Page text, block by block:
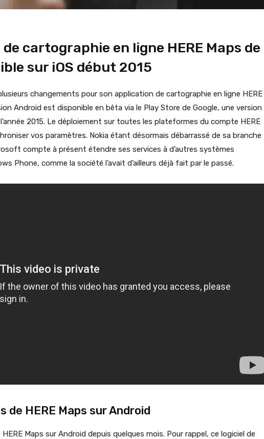
cartographie en ligne HERE Maps de
sur iOS début 2015
changements pour son application de cartographie en ligne HERE
Android est disponible en bêta via le Play Store de Google, une version
2015. Le déploiement sur toutes les plateformes du compte HERE
vos paramètres. Nokia étant désormais débarrassé de sa branche
compte à présent étendre ses services à d’autres systèmes
Phone, comme la société l’avait d’ailleurs déjà fait par le passé.
de HERE Maps sur Android
Maps sur Android depuis quelques mois. Pour rappel, ce logiciel de